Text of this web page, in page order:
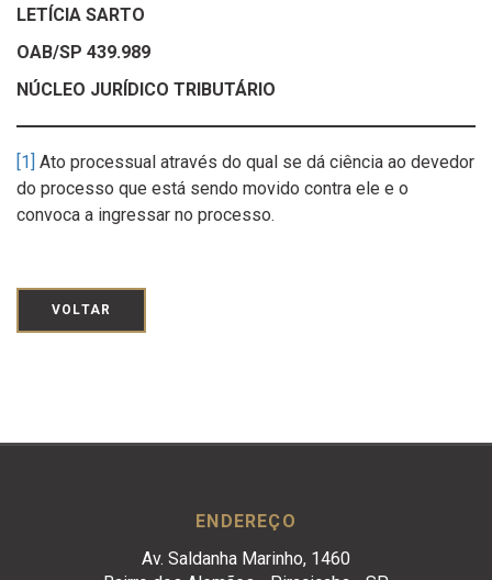
LETÍCIA SARTO
OAB/SP 439.989
NÚCLEO JURÍDICO TRIBUTÁRIO
[1] Ato processual através do qual se dá ciência ao devedor
do processo que está sendo movido contra ele e o
convoca a ingressar no processo.
VOLTAR
ENDEREÇO
Av. Saldanha Marinho, 1460